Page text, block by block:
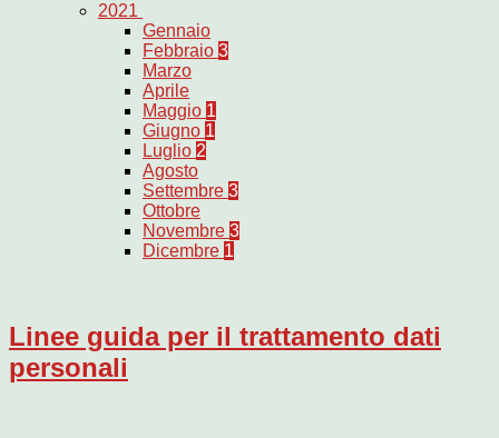
2021
Gennaio
Febbraio 3
Marzo
Aprile
Maggio 1
Giugno 1
Luglio 2
Agosto
Settembre 3
Ottobre
Novembre 3
Dicembre 1
Linee guida per il trattamento dati
personali